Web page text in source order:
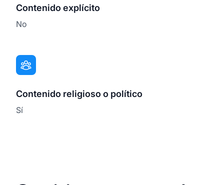
Contenido explícito
No
Contenido religioso o político
Sí